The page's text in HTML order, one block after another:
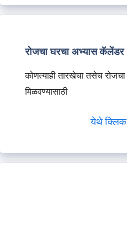
रोजचा घरचा अभ्यास कॅलेंडर
कोणत्याही तारखेचा तसेच
मिळवण्यासाठी
येथे क्लिक